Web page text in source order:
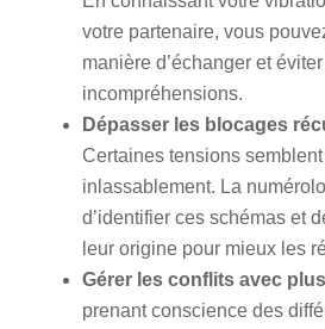
votre partenaire, vous
manière d’échanger et
incompréhensions.
Dépasser les blocages
Certaines tensions
inlassablement. La
d’identifier ces schémas et
leur origine pour mieux les
Gérer les conflits avec
prenant conscience des